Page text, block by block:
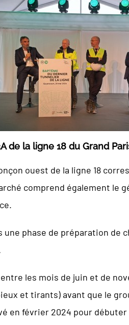
de la ligne 18 du Grand
ouest de la ligne 18
comprend également le
une phase de préparation de
entre les mois de juin et de
et tirants) avant que le
en février 2024 pour